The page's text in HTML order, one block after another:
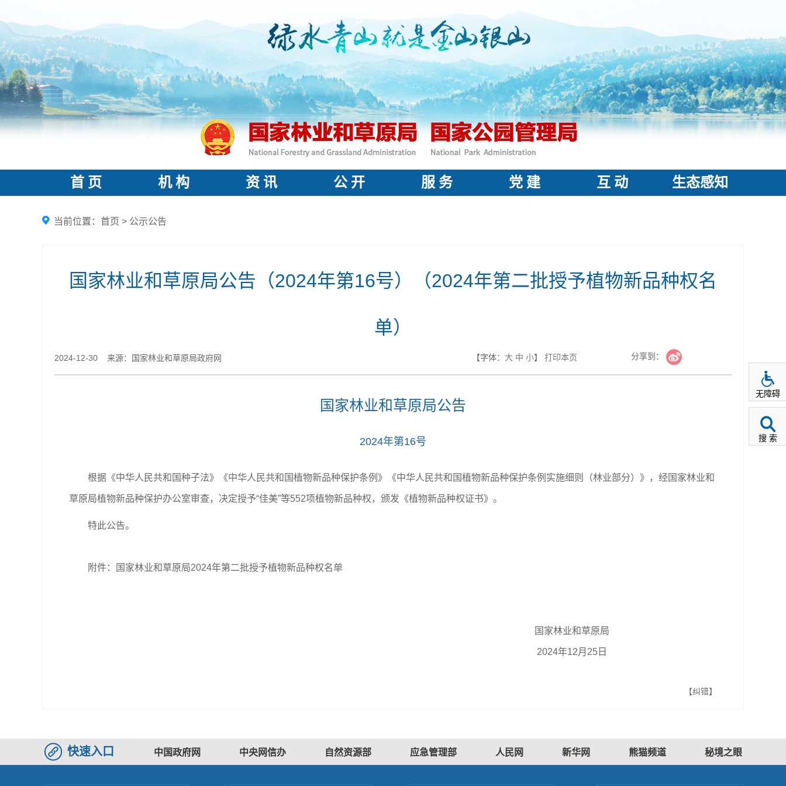
首 页 机 构 资 讯 公 开 服 务 党 建 互 动 生态感知
当前位置： 首页 > 公示公告
国家林业和草原局公告（2024年第16号）（2024年第二批授予植物新品种权名
单）
2024-12-30 来源：国家林业和草原局政府网 【字体： 大 中 小】 打印本页 分享到：
国家林业和草原局公告
2024年第16号
根据《中华人民共和国种子法》《中华人民共和国植物新品种保护条例》《中华人民共和国植物新品种保护条例实施细则（林业部分）》，经国家林业和
草原局植物新品种保护办公室审查，决定授予“佳美”等552项植物新品种权，颁发《植物新品种权证书》。
特此公告。
附件： 国家林业和草原局2024年第二批授予植物新品种权名单
国家林业和草原局
2024年12月25日
【纠错】
快速入口 中国政府网 中央网信办 自然资源部 应急管理部 人民网 新华网 熊猫频道 秘境之眼
无障碍
搜 索